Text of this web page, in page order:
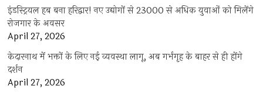
इंडस्ट्रियल हब बना हरिद्वार! नए उद्योगों से 23000 से अधिक युवाओं को मिलेंगे
रोजगार के अवसर
April 27, 2026
केदारनाथ में भक्तों के लिए नई व्यवस्था लागू, अब गर्भगृह के बाहर से ही होंगे
दर्शन
April 27, 2026